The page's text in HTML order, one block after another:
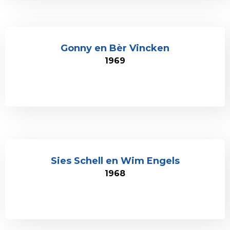
Gonny en Bèr Vincken
1969
Sies Schell en Wim Engels
1968